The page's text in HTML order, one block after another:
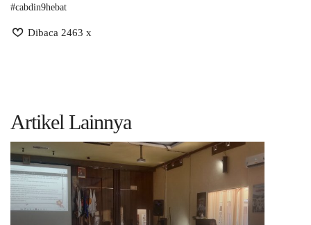
#cabdin9hebat
Dibaca 2463 x
Artikel Lainnya